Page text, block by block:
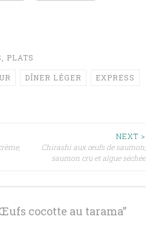
PLATS
DÎNER LÉGER EXPRESS
NEXT >
Chirashi aux œufs de saumon,
saumon cru et algue séchée
cocotte au tarama”